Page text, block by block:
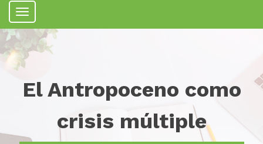
Menú
El Antropoceno como
crisis múltiple